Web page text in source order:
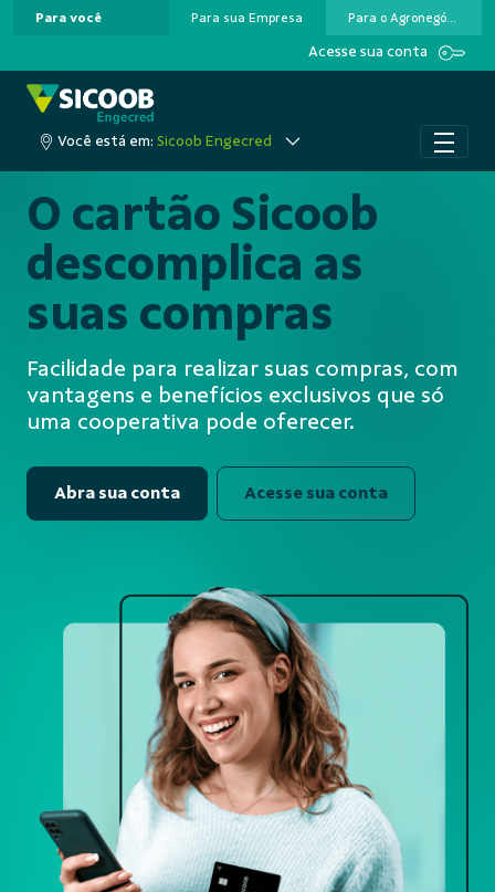
Pular para o Conteúdo principal
Para você Para sua Empresa Para o Agronegócio
Acesse sua conta
Você está em: Sicoob Engecred
O cartão Sicoob
descomplica as
suas compras
Facilidade para realizar suas compras, com
vantagens e benefícios exclusivos que só
uma cooperativa pode oferecer.
Abra sua conta Acesse sua conta